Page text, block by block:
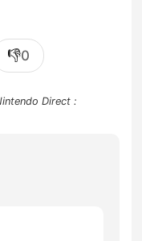
👎0
Direct :